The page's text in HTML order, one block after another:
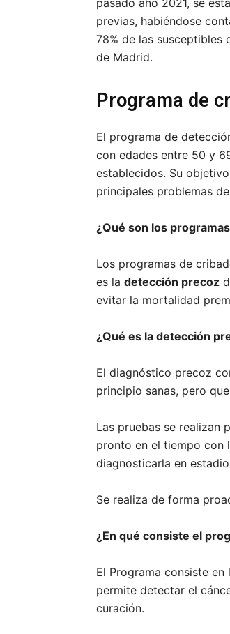
pasado año 2021, se
previas, habiéndose
78% de las
de Madrid.
Programa de
El programa de
con edades entre 50 y
establecidos. Su
principales problemas
¿Qué son los
Los programas de
es la detección precoz
evitar la mortalidad
¿Qué es la detección
El diagnóstico precoz
principio sanas, pero
Las pruebas se realizan
pronto en el tiempo con
diagnosticarla en
Se realiza de forma
¿En qué consiste el
El Programa consiste en
permite detectar el
curación.